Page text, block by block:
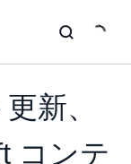
新、
コンテ